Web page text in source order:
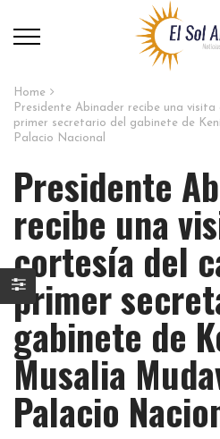
Home
Presidente Abinader recibe una
primer secretario del gabinete de
Palacio Nacional
Presidente
recibe una
cortesía del
primer
gabinete de
Musalia
Palacio